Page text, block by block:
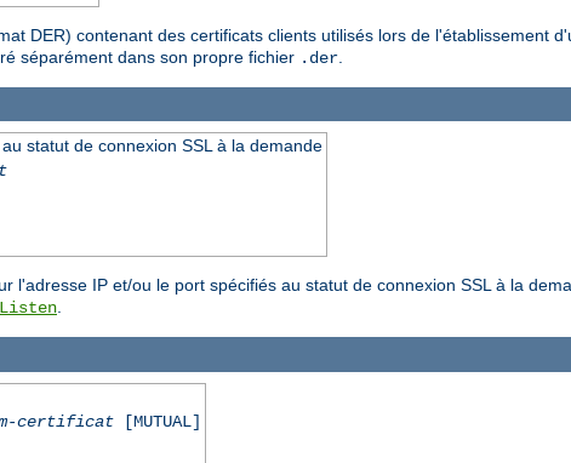
DER) contenant des certificats clients utilisés lors de l'établissement
séparément dans son propre fichier .der
statut de connexion SSL à la demande
l'adresse IP et/ou le port spécifiés au statut de connexion SSL à la
Listen.
certificat[MUTUAL]